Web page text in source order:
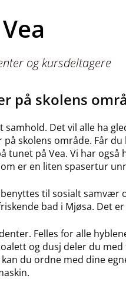
og kursdeltagere
på skolens
Det vil alle ha
skolens område. Får
på Vea. Vi har også
er en liten spasertur
til sosialt
bad i Mjøsa. Det
Felles for alle
og dusj deler du
du ordne med dine